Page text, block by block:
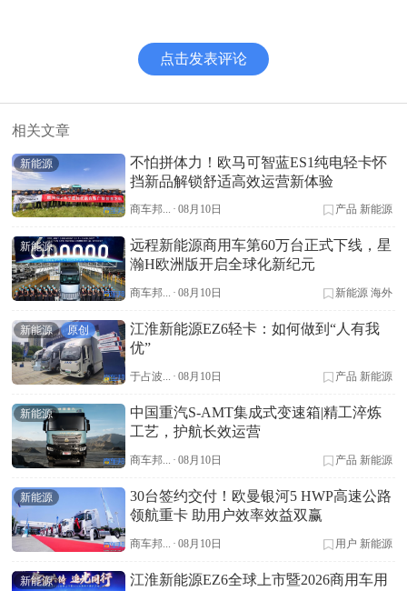
点击发表评论
相关文章
新能源
不怕拼体力！欧马可智蓝ES1纯电轻卡怀
挡新品解锁舒适高效运营新体验
商车邦... · 08月10日 产品 新能源
新能源
远程新能源商用车第60万台正式下线，星
瀚H欧洲版开启全球化新纪元
商车邦... · 08月10日 新能源 海外
新能源 原创
江淮新能源EZ6轻卡：如何做到“人有我
优”
于占波... · 08月10日 产品 新能源
新能源
中国重汽S-AMT集成式变速箱|精工淬炼
工艺，护航长效运营
商车邦... · 08月10日 产品 新能源
新能源
30台签约交付！欧曼银河5 HWP高速公路
领航重卡 助用户效率效益双赢
商车邦... · 08月10日 用户 新能源
新能源
江淮新能源EZ6全球上市暨2026商用车用